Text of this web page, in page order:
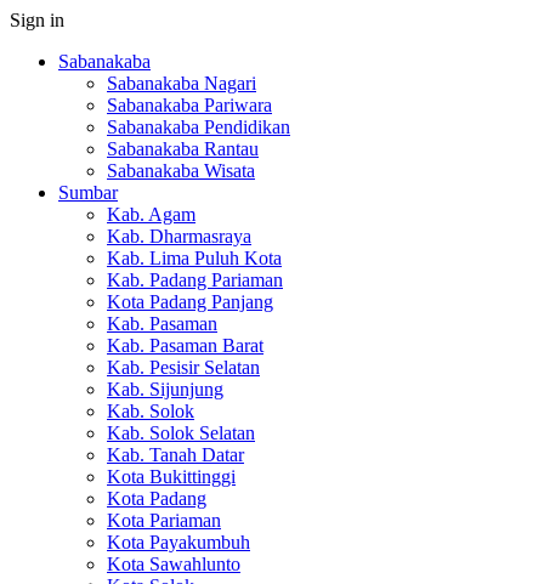
Sign in
Sabanakaba
Sabanakaba Nagari
Sabanakaba Pariwara
Sabanakaba Pendidikan
Sabanakaba Rantau
Sabanakaba Wisata
Sumbar
Kab. Agam
Kab. Dharmasraya
Kab. Lima Puluh Kota
Kab. Padang Pariaman
Kota Padang Panjang
Kab. Pasaman
Kab. Pasaman Barat
Kab. Pesisir Selatan
Kab. Sijunjung
Kab. Solok
Kab. Solok Selatan
Kab. Tanah Datar
Kota Bukittinggi
Kota Padang
Kota Pariaman
Kota Payakumbuh
Kota Sawahlunto